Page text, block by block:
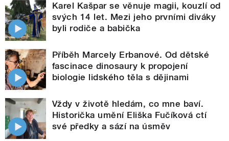
Karel Kašpar se věnuje magii, kouzlí od
svých 14 let. Mezi jeho prvními diváky
byli rodiče a babička
Příběh Marcely Erbanové. Od dětské
fascinace dinosaury k propojení
biologie lidského těla s dějinami
Vždy v životě hledám, co mne baví.
Historička umění Eliška Fučíková ctí
své předky a sází na úsměv